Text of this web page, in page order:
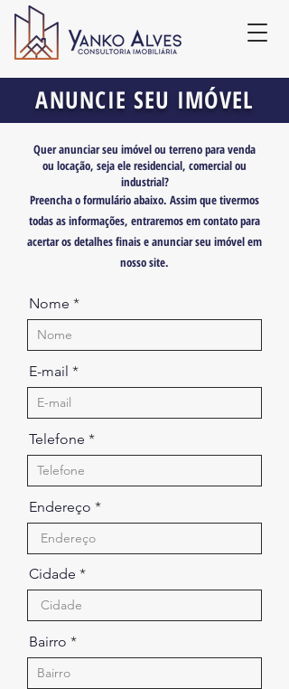
ANUNCIE SEU IMÓVEL
Quer anunciar seu imóvel ou terreno para venda
ou locação, seja ele residencial, comercial ou
industrial?
Preencha o formulário abaixo. Assim que tivermos
todas as informações, entraremos em contato para
acertaros detalhes finais e anunciar seu imóvel em
nosso site.
Nome
E-mail
Telefone
Endereço
Cidade
Bairro